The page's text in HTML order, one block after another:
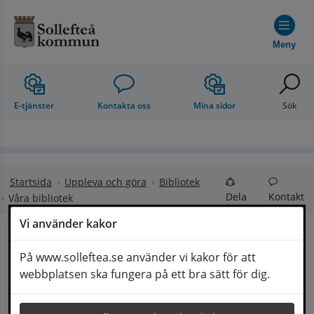
Vi använder kakor
På www.solleftea.se använder vi kakor för att
webbplatsen ska fungera på ett bra sätt för dig.
Meny
E-tjänster Kontakta oss Mina sidor Sök
Startsida Uppleva och göra
Bibliotek
Våra bibliotek
Dela Kontakt
Våra bibliotek
Här kan du hitta adresser och kontaktuppgifter